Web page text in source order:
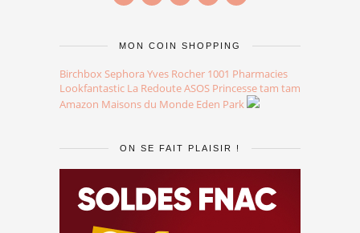
MON COIN SHOPPING
Birchbox Sephora Yves Rocher 1001 Pharmacies
Lookfantastic La RedouteASOS Princesse tam tam
Amazon Maisons du Monde Eden Park
ON SE FAIT PLAISIR !